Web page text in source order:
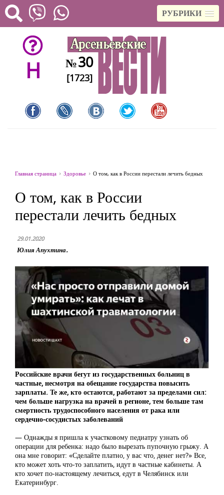
РУБРИКИ
H №30
[1723]
Главная страница Здоровье О том, как в России перестали лечить бедных
О том, как в России
перестали лечить бедных
29.01.2020
Юлия Апухтина.
Российские врачи бегут из государственных больниц в
частные, несмотря на обещание государства повысить
зарплаты. Те же, кто остаются, работают за пределами сил:
чем больше нагрузка на врачей в регионе, тем больше там
смертность трудоспособного населения от рака или
сердечно-сосудистых заболеваний
— Однажды я пришла к участковому педиатру узнать об
операции для ребенка: надо было вырезать пупочную грыжу. А
она мне говорит: «Сделайте платно, у вас что, денег нет?» Все,
кто может хоть что-то заплатить, идут в частные кабинеты. А
кто хочет по-настоящему лечиться, едут в Челябинск или
Екатеринбург.